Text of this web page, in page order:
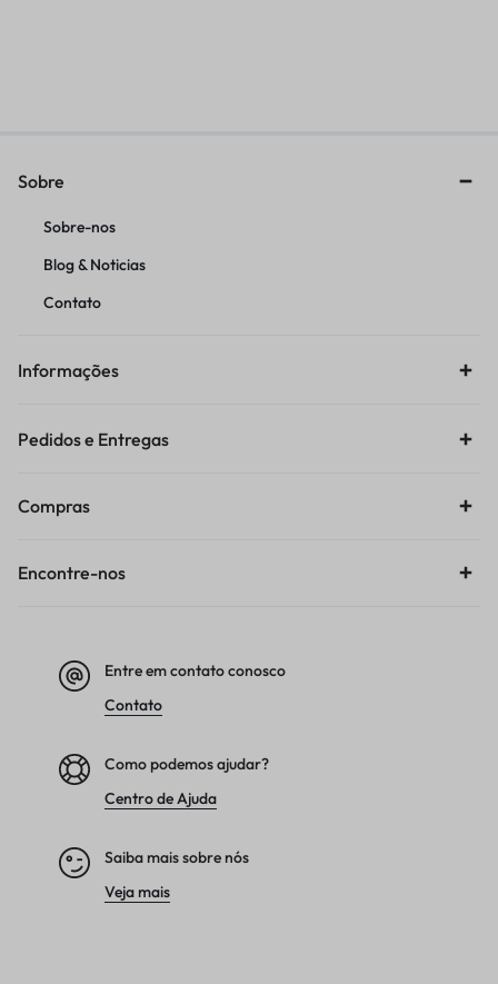
Sobre
Sobre-nos
Blog & Noticias
Contato
Informações
Pedidos e Entregas
Compras
Encontre-nos
Entre em contato conosco
Contato
Como podemos ajudar?
Centro de Ajuda
Saiba mais sobre nós
Veja mais